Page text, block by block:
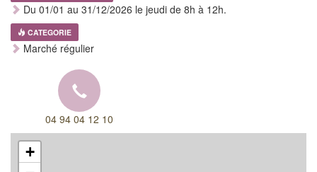
Du 01/01 au 31/12/2026 le jeudi de 8h à 12h.
CATEGORIE
Marché régulier
04 94 04 12 10
+